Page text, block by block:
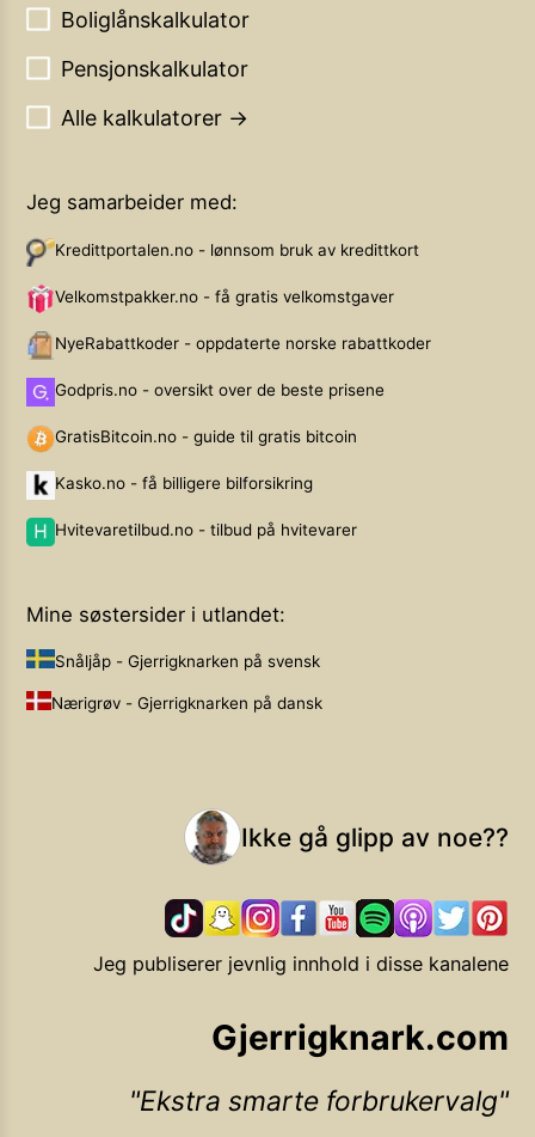
Boliglånskalkulator
Pensjonskalkulator
Alle kalkulatorer →
Jeg samarbeider med:
Kredittportalen.no - lønnsom bruk av kredittkort
Velkomstpakker.no - få gratis velkomstgaver
NyeRabattkoder - oppdaterte norske rabattkoder
Godpris.no - oversikt over de beste prisene
GratisBitcoin.no - guide til gratis bitcoin
Kasko.no - få billigere bilforsikring
Hvitevaretilbud.no - tilbud på hvitevarer
Mine søstersider i utlandet:
Snåljåp - Gjerrigknarken på svensk
Nærigrøv - Gjerrigknarken på dansk
Ikke gå glipp av noe??
Jeg publiserer jevnlig innhold i disse kanalene
Gjerrigknark.com
Ekstra smarte forbrukervalg